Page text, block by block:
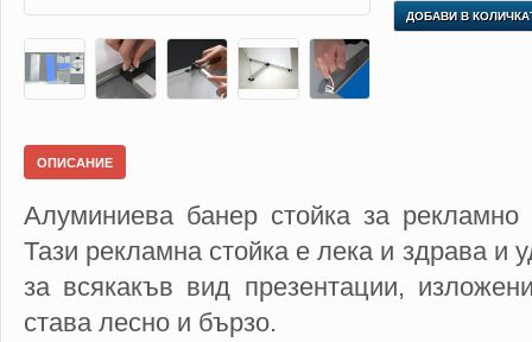
ДОБАВИ В
ОПИСАНИЕ
Алуминиева банер стойка за
Тази рекламна стойка е лека и здрава и
за всякакъв вид презентации,
става лесно и бързо.